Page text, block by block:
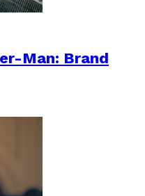
Man: Brand